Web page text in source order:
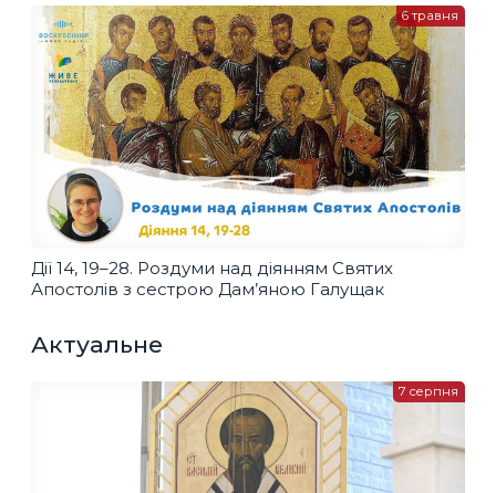
Дії 14, 19–28. Роздуми над діянням Святих
Апостолів з сестрою Дам’яною Галущак
6 травня
Актуальне
7 серпня